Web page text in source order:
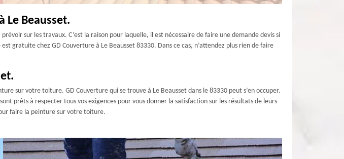
Beausset.
sur les travaux. C’est la raison pour laquelle, il est nécessaire de faire une demande devis si
gratuite chez GD Couverture à Le Beausset 83330. Dans ce cas, n’attendez plus rien de faire
sur votre toiture. GD Couverture qui se trouve à Le Beausset dans le 83330 peut s’en occuper.
prêts à respecter tous vos exigences pour vous donner la satisfaction sur les résultats de leurs
faire la peinture sur votre toiture.